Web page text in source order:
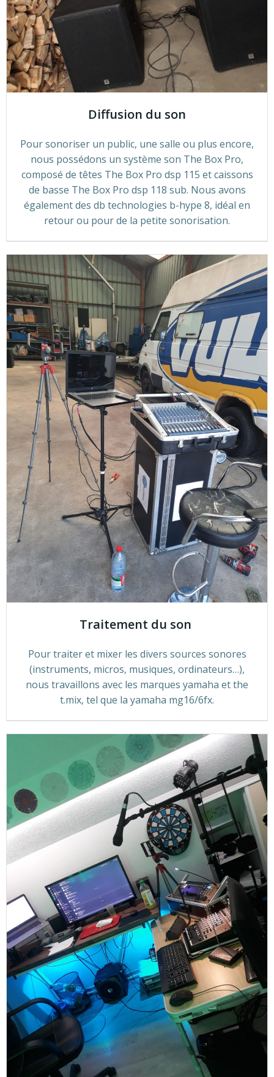
Diffusion du son
Pour sonoriser un public, une salle ou plus encore,
nous possédons un système son The Box Pro,
composé de têtes The Box Pro dsp 115 et caissons
de basse The Box Pro dsp 118 sub. Nous avons
également des db technologies b-hype 8, idéal en
retour ou pour de la petite sonorisation.
Traitement du son
Pour traiter et mixer les divers sources sonores
(instruments, micros, musiques, ordinateurs…),
nous travaillons avec les marques yamaha et the
t.mix, tel que la yamaha mg16/6fx.